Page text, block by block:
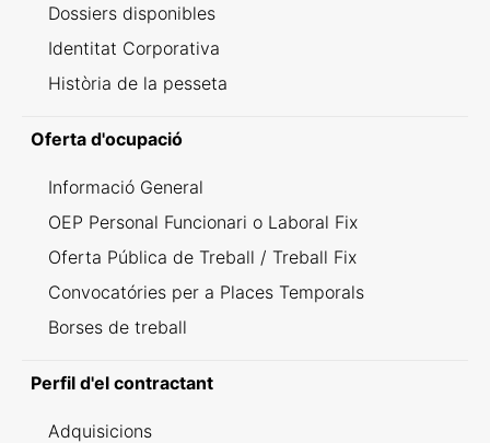
Dossiers disponibles
Identitat Corporativa
Història de la pesseta
Oferta d'ocupació
Informació General
OEP Personal Funcionari o Laboral Fix
Oferta Pública de Treball / Treball Fix
Convocatóries per a Places Temporals
Borses de treball
Perfil d'el contractant
Adquisicions